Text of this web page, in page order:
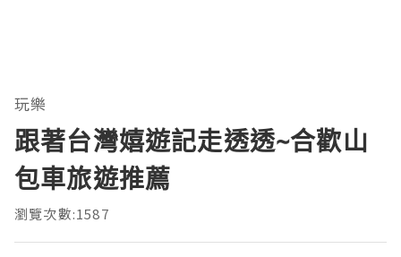
玩樂
跟著台灣嬉遊記走透透~合歡山
包車旅遊推薦
瀏覽次數:1587